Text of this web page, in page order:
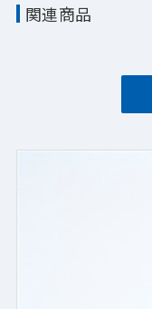
関連商品